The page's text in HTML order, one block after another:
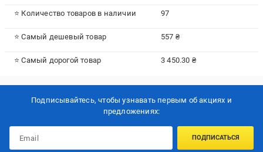
⭐ Количество товаров в наличии 97
⭐ Самый дешевый товар 557 ₴
⭐ Самый дорогой товар 3 450.30 ₴
Подписывайтесь, чтобы узнавать первым об акцияx и
предложениях:
ПОДПИСАТЬСЯ